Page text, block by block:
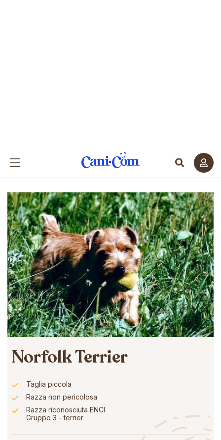
Norfolk Terrier
Taglia piccola
Razza non pericolosa
Razza riconosciuta ENCI
Gruppo 3 - terrier